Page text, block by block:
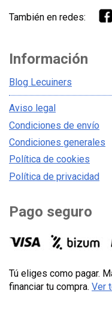
También en redes:
Información
Blog Lecuiners
Aviso legal
Condiciones de envío
Condiciones generales
Política de cookies
Política de privacidad
Pago seguro
Tú eliges como pagar.
financiar tu compra. Ver